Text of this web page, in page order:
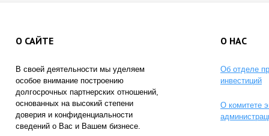
О САЙТЕ
В своей деятельности мы уделяем
особое внимание построению
долгосрочных партнерских отношений,
основанных на высокий степени
доверия и конфиденциальности
сведений о Вас и Вашем бизнесе.
О НАС
Об отделе
инвестиций
О комитете